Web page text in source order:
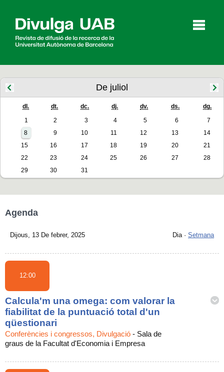
Articles Entrevistes Vídeos
De juliol
dl. dt. dc. dj. dv. ds. dg.
1 2 3 4 5 6
7
8
9 10 11 12 13
14
15
16 17 18 19 20
21
22
23 24 25 26 27
28
29
30 31
Agenda
Dijous, 13 De febrer, 2025 Dia · Setmana
12:00
Calcula'm una omega: com valorar la
fiabilitat de la puntuació total d'un
qüestionari
Conferències i congressos, Divulgació - Sala de
graus de la Facultat d'Economia i Empresa